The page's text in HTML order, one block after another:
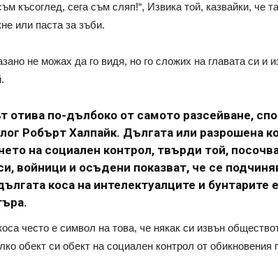
късоглед, сега съм сляп!“, Извика той, казвайки, че
или паста за зъби.
не можах да го видя, но го сложих на главата си и
отива по-дълбоко от самото разсейване,
Робърт Халпайк. Дългата или разрошена
на социален контрол, твърди той,
войници и осъдени показват, че се
коса на интелектуалците и бунтарите
често е символ на това, че някак си извън
обект си обект на социален контрол от обикновения